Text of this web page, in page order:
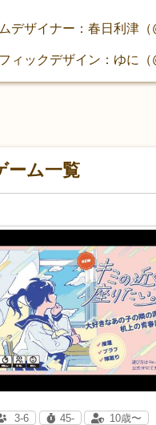
デザイナー：春日利津
ィックデザイン：ゆに（
ーム一覧
3-6 45- 10歳〜